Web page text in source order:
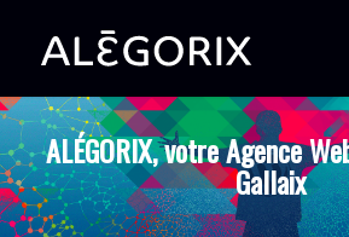
ALÉGORIX, votre Agence
Gallaix